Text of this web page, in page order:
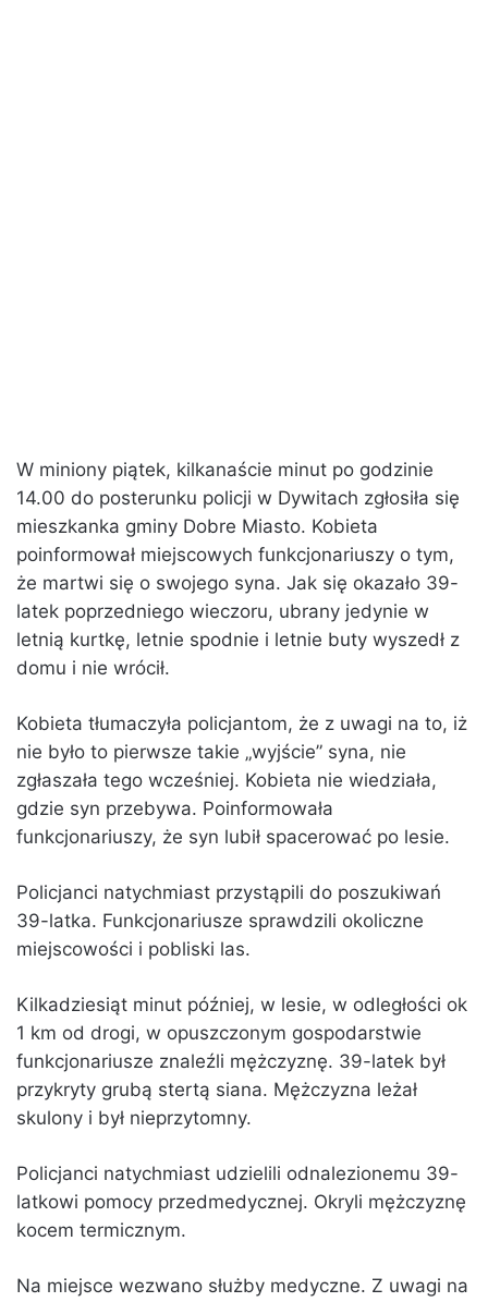
W miniony piątek, kilkanaście minut po godzinie
14.00 do posterunku policji w Dywitach zgłosiła się
mieszkanka gminy Dobre Miasto. Kobieta
poinformował miejscowych funkcjonariuszy o tym,
że martwi się o swojego syna. Jak się okazało 39-
latek poprzedniego wieczoru, ubrany jedynie w
letnią kurtkę, letnie spodnie i letnie buty wyszedł z
domu i nie wrócił.
Kobieta tłumaczyła policjantom, że z uwagi na to, iż
nie było to pierwsze takie „wyjście” syna, nie
zgłaszała tego wcześniej. Kobieta nie wiedziała,
gdzie syn przebywa. Poinformowała
funkcjonariuszy, że syn lubił spacerować po lesie.
Policjanci natychmiast przystąpili do poszukiwań
39-latka. Funkcjonariusze sprawdzili okoliczne
miejscowości i pobliski las.
Kilkadziesiąt minut później, w lesie, w odległości ok
1 km od drogi, w opuszczonym gospodarstwie
funkcjonariusze znaleźli mężczyznę. 39-latek był
przykryty grubą stertą siana. Mężczyzna leżał
skulony i był nieprzytomny.
Policjanci natychmiast udzielili odnalezionemu 39-
latkowi pomocy przedmedycznej. Okryli mężczyznę
kocem termicznym.
Na miejsce wezwano służby medyczne. Z uwagi na